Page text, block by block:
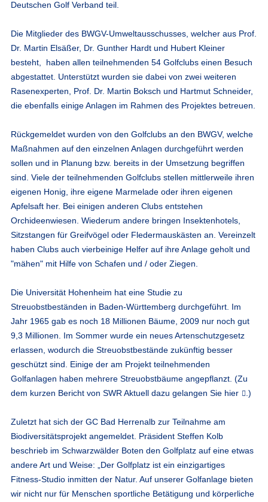
Deutschen Golf Verband teil.
Die Mitglieder des BWGV-Umweltausschusses, welcher aus Prof.
Dr. Martin Elsäßer, Dr. Gunther Hardt und Hubert Kleiner
besteht, haben allen teilnehmenden 54 Golfclubs einen Besuch
abgestattet. Unterstützt wurden sie dabei von zwei weiteren
Rasenexperten, Prof. Dr. Martin Boksch und Hartmut Schneider,
die ebenfalls einige Anlagen im Rahmen des Projektes betreuen.
Rückgemeldet wurden von den Golfclubs an den BWGV, welche
Maßnahmen auf den einzelnen Anlagen durchgeführt werden
sollen und in Planung bzw. bereits in der Umsetzung begriffen
sind. Viele der teilnehmenden Golfclubs stellen mittlerweile ihren
eigenen Honig, ihre eigene Marmelade oder ihren eigenen
Apfelsaft her. Bei einigen anderen Clubs entstehen
Orchideenwiesen. Wiederum andere bringen Insektenhotels,
Sitzstangen für Greifvögel oder Fledermauskästen an. Vereinzelt
haben Clubs auch vierbeinige Helfer auf ihre Anlage geholt und
"mähen" mit Hilfe von Schafen und / oder Ziegen.
Die Universität Hohenheim hat eine Studie zu
Streuobstbeständen in Baden-Württemberg durchgeführt. Im
Jahr 1965 gab es noch 18 Millionen Bäume, 2009 nur noch gut
9,3 Millionen. Im Sommer wurde ein neues Artenschutzgesetz
erlassen, wodurch die Streuobstbestände zukünftig besser
geschützt sind. Einige der am Projekt teilnehmenden
Golfanlagen haben mehrere Streuobstbäume angepflanzt. (Zu
dem kurzen Bericht von SWR Aktuell dazu gelangen Sie hier .)
Zuletzt hat sich der GC Bad Herrenalb zur Teilnahme am
Biodiversitätsprojekt angemeldet. Präsident Steffen Kolb
beschrieb im Schwarzwälder Boten den Golfplatz auf eine etwas
andere Art und Weise: „Der Golfplatz ist ein einzigartiges
Fitness-Studio inmitten der Natur. Auf unserer Golfanlage bieten
wir nicht nur für Menschen sportliche Betätigung und körperliche